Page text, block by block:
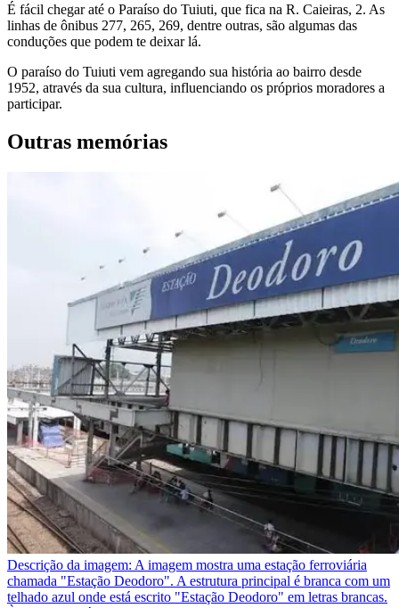
É fácil chegaraté o Paraíso do Tuiuti, que fica na R. Caieiras, 2. As
linhas de ônibus 277, 265, 269, dentre outras, são algumas das
conduções que podem te deixar lá.
O paraíso do Tuiuti vem agregando sua história ao bairro desde
1952, através da sua cultura, influenciando os próprios moradores a
participar.
Outras memórias
Descrição da imagem: A imagem mostra uma estação ferroviária
chamada "Estação Deodoro". A estrutura principal é branca com um
telhado azul onde está escrito "Estação Deodoro" em letras brancas.